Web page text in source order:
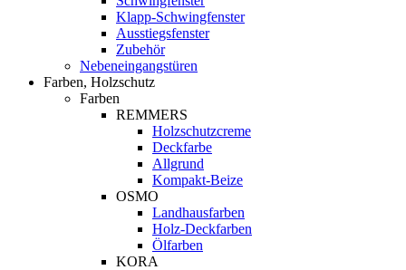
Klapp-Schwingfenster
Ausstiegsfenster
Zubehör
Nebeneingangstüren
Farben, Holzschutz
Farben
REMMERS
Holzschutzcreme
Deckfarbe
Allgrund
Kompakt-Beize
OSMO
Landhausfarben
Holz-Deckfarben
Ölfarben
KORA